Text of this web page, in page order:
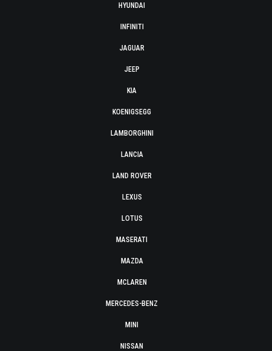
HYUNDAI
INFINITI
JAGUAR
JEEP
KIA
KOENIGSEGG
LAMBORGHINI
LANCIA
LAND ROVER
LEXUS
LOTUS
MASERATI
MAZDA
MCLAREN
MERCEDES-BENZ
MINI
NISSAN